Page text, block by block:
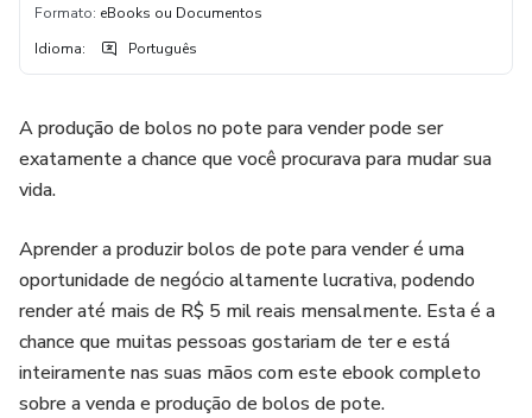
Formato: eBooks ou Documentos
Idioma: Português
A produção de bolos no pote para vender pode ser
exatamente a chance que você procurava para mudar sua
vida.
Aprender a produzir bolos de pote para vender é uma
oportunidade de negócio altamente lucrativa, podendo
render até mais de R$ 5 mil reais mensalmente. Esta é a
chance que muitas pessoas gostariam de ter e está
inteiramente nas suas mãos com este ebook completo
sobre a venda e produção de bolos de pote.